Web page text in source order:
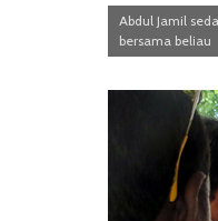
Abdul Jamil
bersama beliau